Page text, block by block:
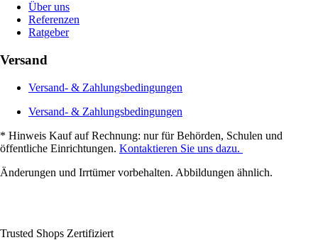
Über uns
Referenzen
Ratgeber
Versand
Versand- & Zahlungsbedingungen
Versand- & Zahlungsbedingungen
* Hinweis Kauf auf Rechnung: nur für Behörden, Schulen und
öffentliche Einrichtungen. Kontaktieren Sie uns dazu.
Änderungen und Irrtümer vorbehalten. Abbildungen ähnlich.
Trusted Shops Zertifiziert